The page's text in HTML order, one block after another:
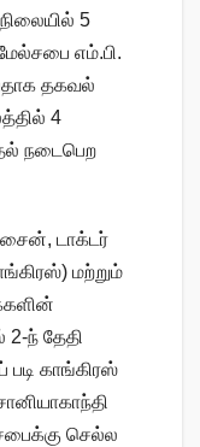
5
எம்.பி.
தகவல்
4
நடைபெற
டாக்டர்
மற்றும்
ந் தேதி
படி காங்கிரஸ்
செல்ல